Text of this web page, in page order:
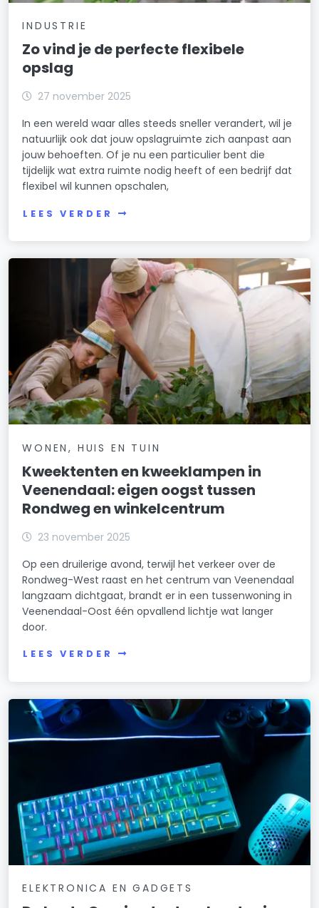
INDUSTRIE
Zo vind je de perfecte flexibele
opslag
27 november 2025
In een wereld waar alles steeds sneller verandert, wil je
natuurlijk ook dat jouw opslagruimte zich aanpast aan
jouw behoeften. Of je nu een particulier bent die
tijdelijk wat extra ruimte nodig heeft of een bedrijf dat
flexibel wil kunnen opschalen,
LEES VERDER
WONEN, HUIS EN TUIN
Kweektenten en kweeklampen in
Veenendaal: eigen oogst tussen
Rondweg en winkelcentrum
23 november 2025
Op een druilerige avond, terwijl het verkeer over de
Rondweg-West raast en het centrum van Veenendaal
langzaam dichtgaat, brandt er in een tussenwoning in
Veenendaal-Oost één opvallend lichtje wat langer
door.
LEES VERDER
ELEKTRONICA EN GADGETS